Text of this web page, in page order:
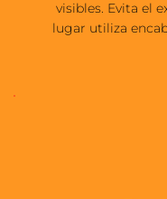
visibles. Evita el
lugar utiliza